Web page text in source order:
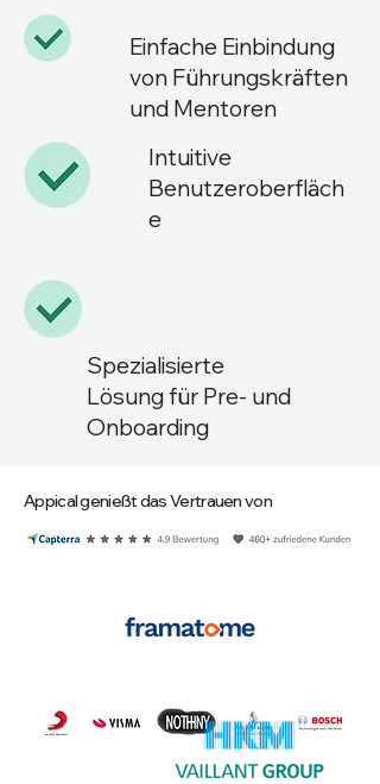
Einfache Einbindung
von Führungskräften
und Mentoren
Intuitive
Benutzeroberfläch
e
Spezialisierte
Lösung für Pre- und
Onboarding
Appical genießt das Vertrauen von